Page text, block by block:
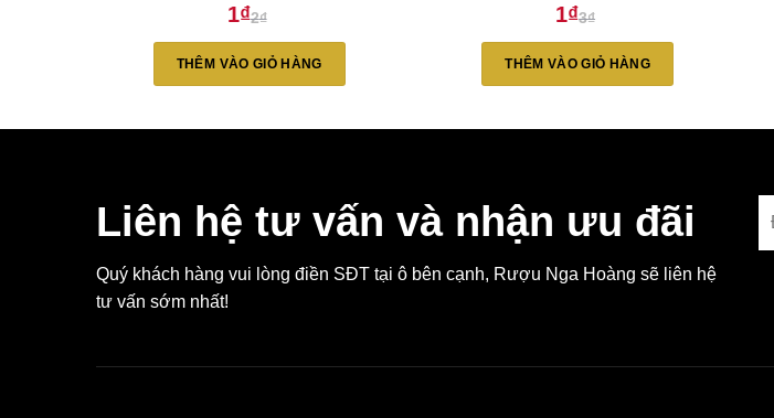
2₫
gốc
là:
1₫
hiện
tại
1₫.
THÊM VÀO GIỎ HÀNG
3₫
gốc
là:
1₫
hiện
tại
1₫.
THÊM VÀO GIỎ HÀNG
Liên hệ tư vấn và nhận ưu đãi
Quý khách hàng vui lòng điền SĐT tại ô bên cạnh, Rượu Nga Hoàng sẽ liên hệ
tư vấn sớm nhất!